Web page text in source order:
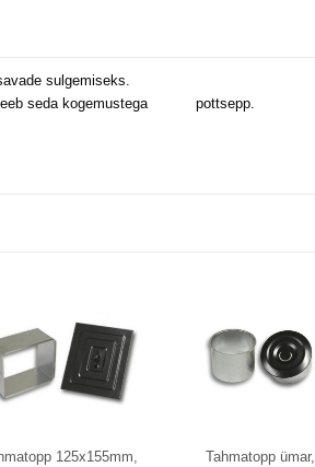
sulgemiseks.
teeb seda kogemustega pottsepp.
125x155mm,
Tahmatopp ümar,